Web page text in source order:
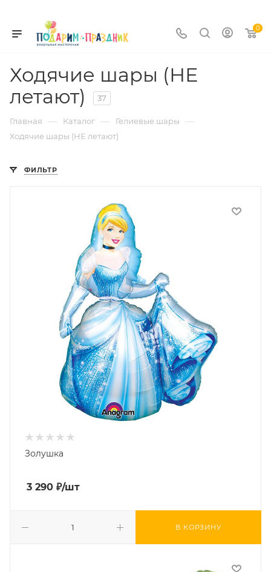
0
Ходячие шары (НЕ
летают)
37
Главная — Каталог — Гелиевые шары —
Ходячие шары (НЕ летают)
ФИЛЬТР
Золушка
3 290 ₽/шт
В КОРЗИНУ